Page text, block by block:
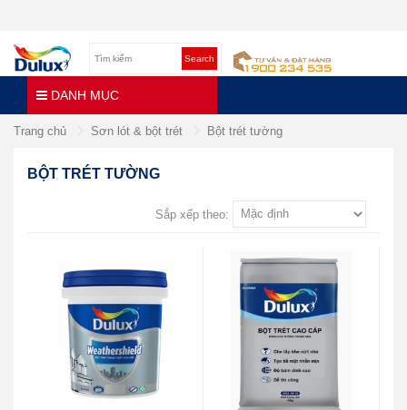
Search
DANH MỤC
Trang chủ Sơn lót & bột trét Bột trét tường
BỘT TRÉT TƯỜNG
Sắp xếp theo: